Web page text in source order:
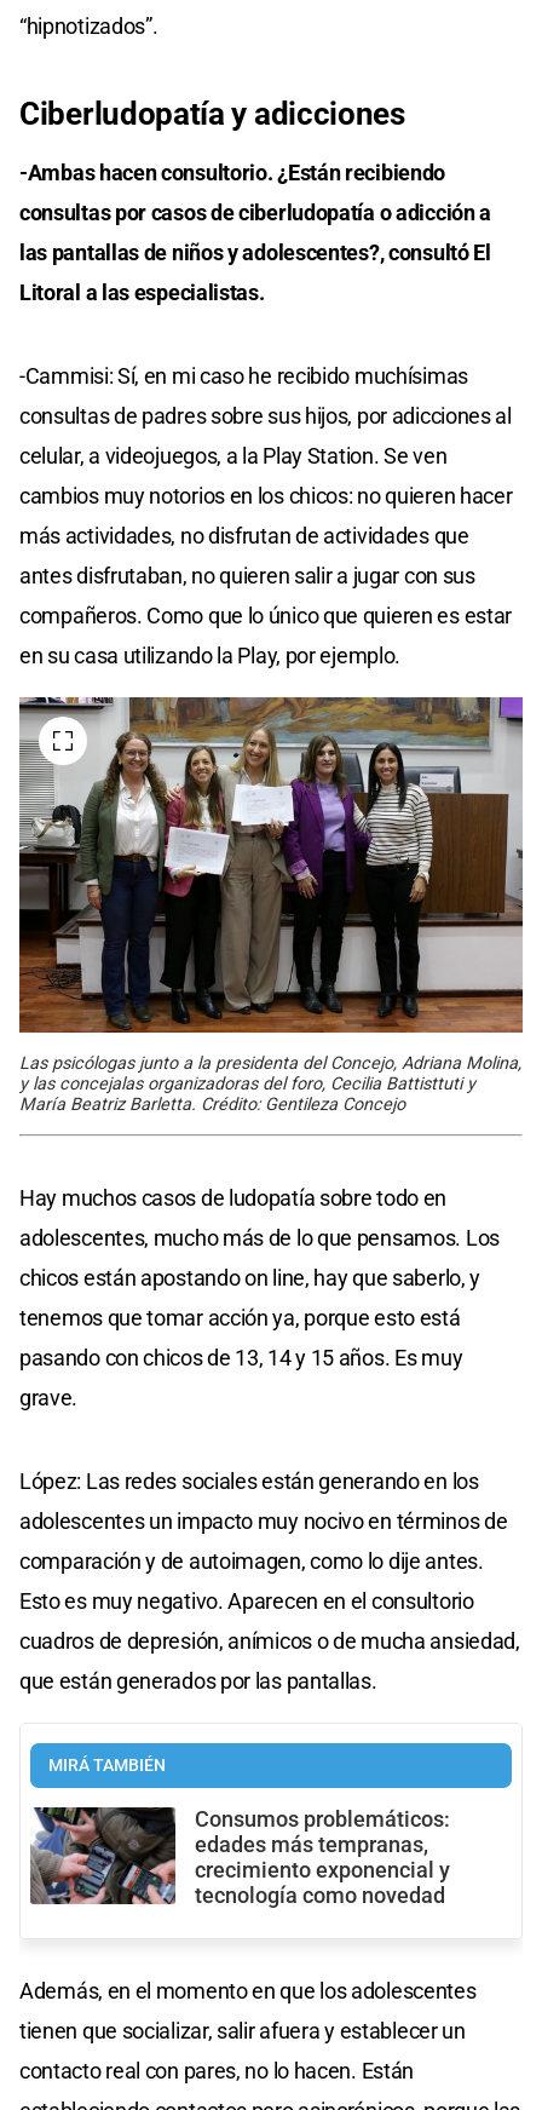
“hipnotizados”.
Ciberludopatía y adicciones
-Ambas hacen consultorio. ¿Están recibiendo
consultas por casos de ciberludopatía o adicción a
las pantallas de niños y adolescentes?, consultó El
Litoral a las especialistas.
-Cammisi: Sí, en mi caso he recibido muchísimas
consultas de padres sobre sus hijos, por adicciones al
celular, a videojuegos, a la Play Station. Se ven
cambios muy notorios en los chicos: no quieren hacer
más actividades, no disfrutan de actividades que
antes disfrutaban, no quieren salir a jugar con sus
compañeros. Como que lo único que quieren es estar
en su casa utilizando la Play, por ejemplo.
Las psicólogas junto a la presidenta del Concejo, Adriana Molina,
y las concejalas organizadoras del foro, Cecilia Battisttuti y
María Beatriz Barletta. Crédito: Gentileza Concejo
Hay muchos casos de ludopatía sobre todo en
adolescentes, mucho más de lo que pensamos. Los
chicos están apostando on line, hay que saberlo, y
tenemos que tomar acción ya, porque esto está
pasando con chicos de 13, 14 y 15 años. Es muy
grave.
López: Las redes sociales están generando en los
adolescentes un impacto muy nocivo en términos de
comparación y de autoimagen, como lo dije antes.
Esto es muy negativo. Aparecen en el consultorio
cuadros de depresión, anímicos o de mucha ansiedad,
que están generados por las pantallas.
MIRÁ TAMBIÉN
Consumos problemáticos:
edades más tempranas,
crecimiento exponencial y
tecnología como novedad
Además, en el momento en que los adolescentes
tienen que socializar, salir afuera y establecer un
contacto real con pares, no lo hacen. Están